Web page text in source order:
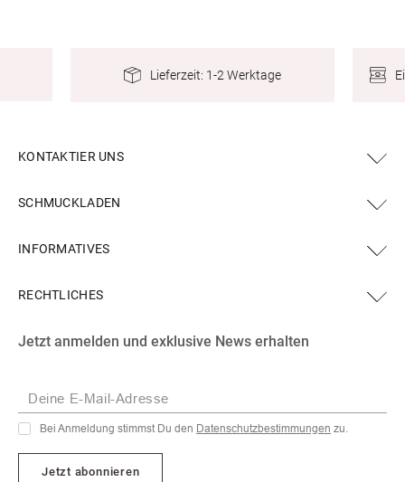
Lieferzeit: 1-2 Werktage
KONTAKTIER UNS
Facebook
Instagram
YouTube
X
Pinterest
SCHMUCKLADEN
INFORMATIVES
RECHTLICHES
Jetzt anmelden und exklusive News erhalten
Deine E-Mail-Adresse
Bei Anmeldung stimmst Du den Datenschutzbestimmungen zu.
Jetzt abonnieren